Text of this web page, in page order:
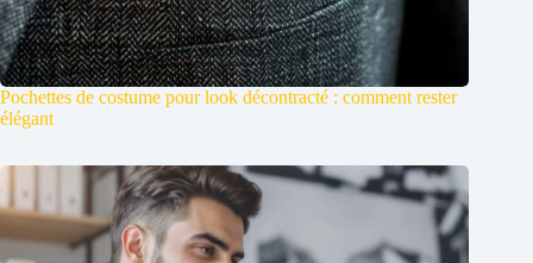
Pochettes de costume pour look décontracté : comment rester
élégant